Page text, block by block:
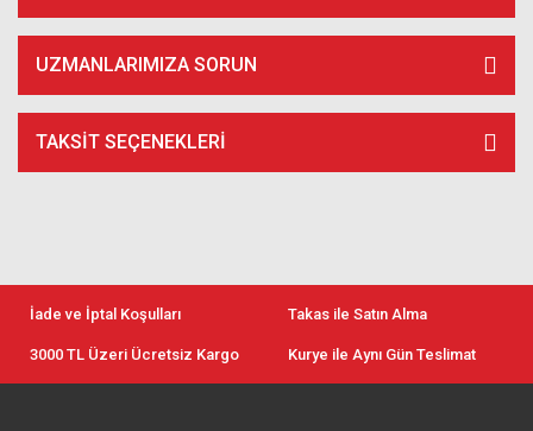
UZMANLARIMIZA SORUN
TAKSIT SEÇENEKLERI
İade ve İptal Koşulları Takas ile Satın Alma
3000 TL Üzeri Ücretsiz Kargo Kurye ile Aynı Gün Teslimat